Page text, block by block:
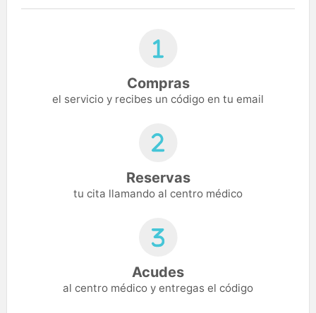
Compras
el servicio y recibes un código en tu email
Reservas
tu cita llamando al centro médico
Acudes
al centro médico y entregas el código